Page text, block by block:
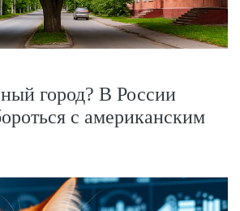
город? В России
с американским